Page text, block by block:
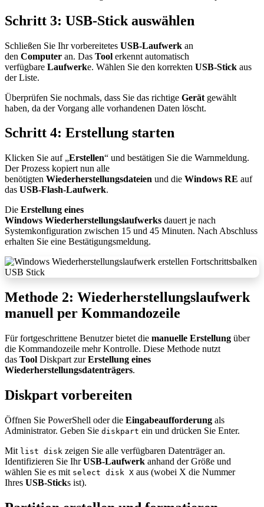
Schritt 3: USB-Stick auswählen
Schließen Sie Ihr vorbereitetes USB-Laufwerk an
den Computer an. Das Tool erkennt automatisch
verfügbare Laufwerke. Wählen Sie den korrekten USB-Stick aus
der Liste.​
Überprüfen Sie nochmals, dass Sie das richtige Gerät gewählt
haben, da der Vorgang alle vorhandenen Daten löscht.​
Schritt 4: Erstellung starten
Klicken Sie auf „Erstellen“ und bestätigen Sie die Warnmeldung.
Der Prozess kopiert nun alle
benötigten Wiederherstellungsdateien und die Windows RE auf
das USB-Flash-Laufwerk.​
Die Erstellung eines
Windows Wiederherstellungslaufwerks dauert je nach
Systemkonfiguration zwischen 15 und 45 Minuten. Nach Abschluss
erhalten Sie eine Bestätigungsmeldung.​
Methode 2: Wiederherstellungslaufwerk
manuell per Kommandozeile
Für fortgeschrittene Benutzer bietet die manuelle Erstellung über
die Kommandozeile mehr Kontrolle. Diese Methode nutzt
das Tool Diskpart zurErstellung eines
Wiederherstellungsdatenträgers.​
Diskpart vorbereiten
Öffnen Sie PowerShell oder die Eingabeaufforderung als
Administrator. Geben Sie diskpart ein und drücken Sie Enter.
Mit list disk zeigen Sie alle verfügbaren Datenträger an.
Identifizieren Sie IhrUSB-Laufwerk anhand der Größe und
wählen Sie es mit select disk X aus (wobei X die Nummer
Ihres USB-Sticks ist).